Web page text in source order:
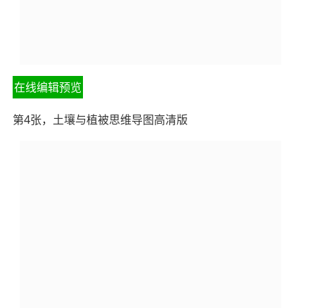
在线编辑预览
第4张，土壤与植被思维导图高清版